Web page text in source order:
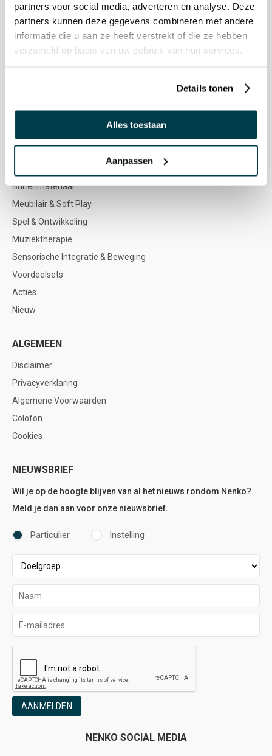
partners voor social media, adverteren en analyse. Deze
partners kunnen deze gegevens combineren met andere
informatie die u aan ze heeft verstrekt of die ze hebben
verzameld op basis van uw gebruik van hun services.
Details tonen
Alles toestaan
Aanpassen
Nenko team
Sociale werkplaatsen
Zintuigen & icoontjes
Vacatures
WEBSHOP
Snoezelen & Zintuigstimulering
Buitenmateriaal
Meubilair & Soft Play
Spel & Ontwikkeling
Muziektherapie
Sensorische Integratie & Beweging
Voordeelsets
Acties
Nieuw
ALGEMEEN
Disclaimer
Privacyverklaring
Algemene Voorwaarden
Colofon
Cookies
NIEUWSBRIEF
Wil je op de hoogte blijven van al het nieuws rondom Nenko?
Meld je dan aan voor onze nieuwsbrief.
Particulier Instelling
AANMELDEN
NENKO SOCIAL MEDIA